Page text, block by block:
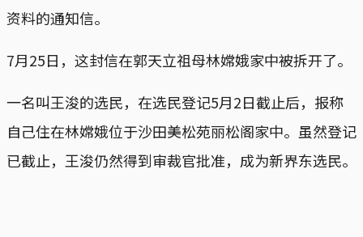
资料的通知信。
7月25日，这封信在郭天立祖母林嫦娥家中被拆开了。
一名叫王浚的选民，在选民登记5月2日截止后，报称
自己住在林嫦娥位于沙田美松苑丽松阁家中。虽然登记
已截止，王浚仍然得到审裁官批准，成为新界东选民。